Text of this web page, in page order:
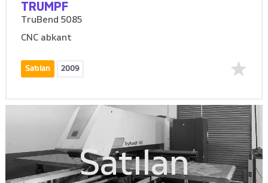
TRUMPF
TruBend 5085
CNC abkant
Satılan 2009
Satılan